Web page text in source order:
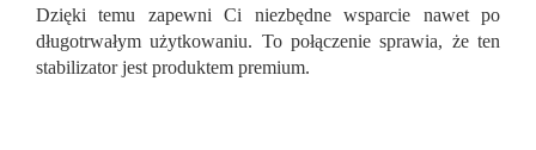
Dzięki temu zapewni Ci niezbędne wsparcie nawet po
długotrwałym użytkowaniu. To połączenie sprawia, że ​​ten
stabilizator jest produktem premium.